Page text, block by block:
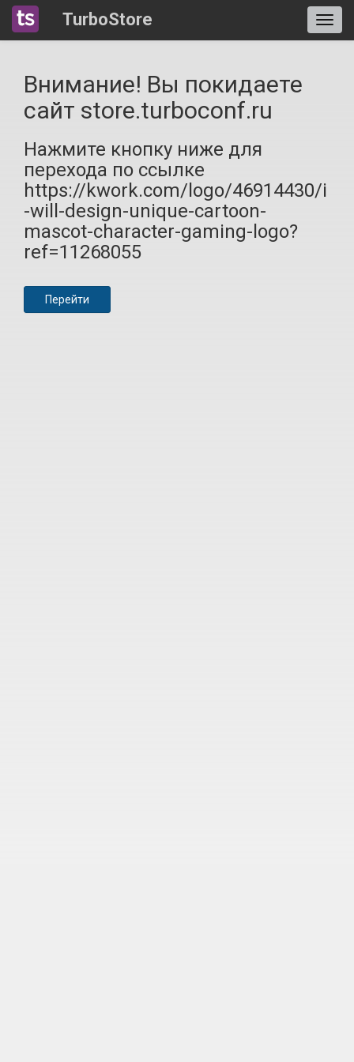
TurboStore
Внимание! Вы покидаете
сайт store.turboconf.ru
Нажмите кнопку ниже для
перехода по ссылке
https://kwork.com/logo/46914430/i
-will-design-unique-cartoon-
mascot-character-gaming-logo?
ref=11268055
Перейти